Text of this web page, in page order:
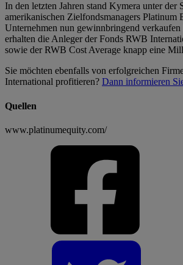
In den letzten Jahren stand Kymera unter der
amerikanischen Zielfondsmanagers Platinum
Unternehmen nun gewinnbringend verkaufen
erhalten die Anleger der Fonds RWB
sowie der RWB Cost Average knapp eine
Sie möchten ebenfalls von erfolgreichen
International profitieren? Dann informieren
Quellen
www.platinumequity.com/